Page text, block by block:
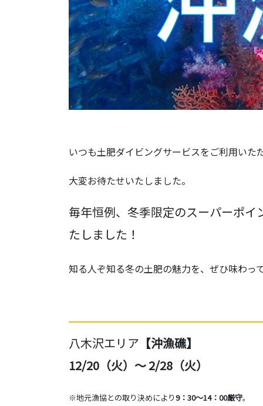
いつも土肥ダイビングサービスをご利用いた
大変お待たせいたしました。
毎年恒例、冬季限定のスーパーポイ
たしました！
知る人ぞ知る冬の土肥の魅力を、ぜひ味わっ
八木沢エリア 【沖漁礁】
12/20（火）～ 2/28（火）
※地元漁協との取り決めにより9：30～14：00厳守。